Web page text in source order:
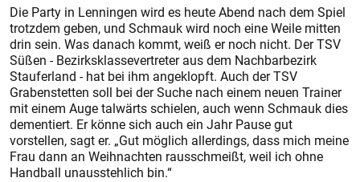
Die Party in Lenningen wird es heute Abend nach dem Spiel
trotzdem geben, und Schmauk wird noch eine Weile mitten
drin sein. Was danach kommt, weiß er noch nicht. Der TSV
Süßen - Bezirksklassevertreter aus dem Nachbarbezirk
Stauferland - hat bei ihm angeklopft. Auch der TSV
Grabenstetten soll bei der Suche nach einem neuen Trainer
mit einem Auge talwärts schielen, auch wenn Schmauk dies
dementiert. Er könne sich auch ein Jahr Pause gut
vorstellen, sagt er. „Gut möglich allerdings, dass mich meine
Frau dann an Weihnachten rausschmeißt, weil ich ohne
Handball unausstehlich bin.“